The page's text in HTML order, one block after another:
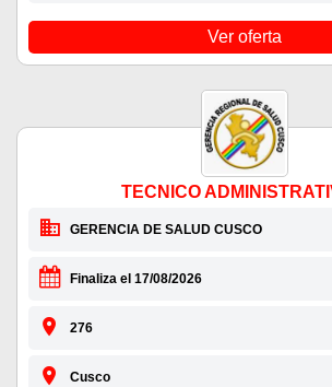
Ver oferta
TECNICO
GERENCIA DE SALUD CUSCO
Finaliza el 17/08/2026
276
Cusco